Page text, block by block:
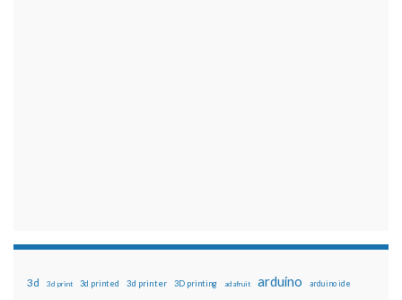
3d 3d print 3d printed 3d printer 3D printing adafruit arduino arduino ide